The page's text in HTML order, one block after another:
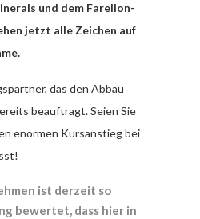
und dem Farellon-
jetzt alle Zeichen auf
das den Abbau
beauftragt. Seien Sie
enormen Kursanstieg bei
ist derzeit so
bewertet, dass hier in